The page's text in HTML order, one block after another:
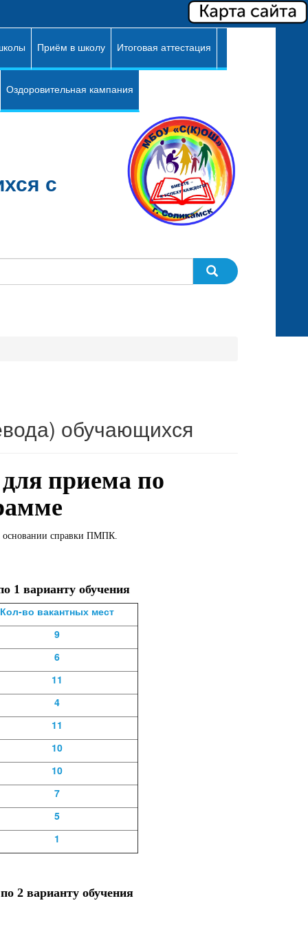
Приём в школу Итоговая аттестация
Оздоровительная кампания
с
обучающихся
приема по
основании справки ПМПК.
1 варианту обучения
Кол-во вакантных мест
9
6
11
4
11
10
10
7
5
1
2 варианту обучения